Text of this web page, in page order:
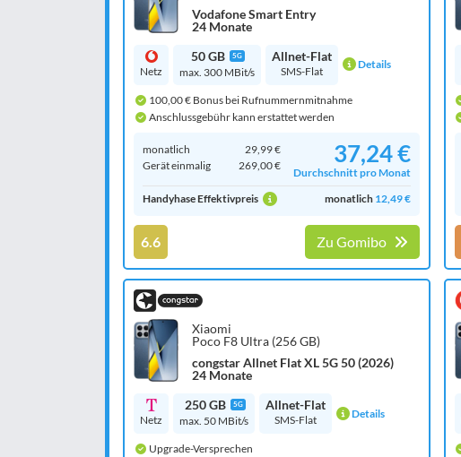
Vodafone Smart Entry
24 Monate
Netz
50 GB 5G
max. 300 MBit/s
Allnet-Flat
SMS-Flat Details
100,00 € Bonus bei Rufnummernmitnahme
Anschlussgebühr kann erstattet werden
monatlich
29,99 €
Gerät einmalig
269,00 € 37,24 €
Durchschnitt pro Monat
Handyhase Effektivpreis
monatlich 12,49 €
6.6 Zu Gomibo
Xiaomi
Poco F8 Ultra (256 GB)
congstar Allnet Flat XL 5G 50 (2026)
24 Monate
Netz
250 GB 5G
max. 50 MBit/s
Allnet-Flat
SMS-Flat Details
Upgrade-Versprechen